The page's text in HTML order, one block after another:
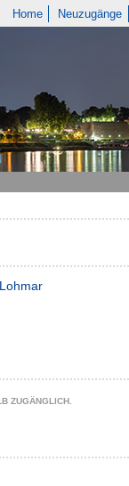
Home Neuzugänge
ZUGÄNGLICH.